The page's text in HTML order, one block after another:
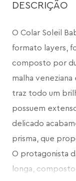
DESCRIÇÃO
O Colar Soleil
formato layers,
composto por
malha veneziana
traz todo um
possuem
delicado
prisma, que
O protagonista
longa,